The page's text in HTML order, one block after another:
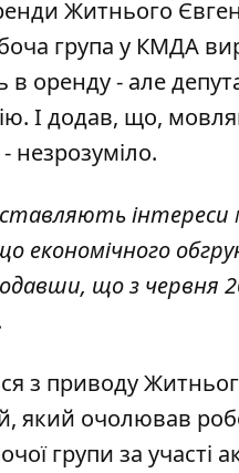
Житнього
група у КМДА
в оренду - але
І додав, що,
незрозуміло.
економічного
що з червня
з приводу
, який очолював
групи за участі